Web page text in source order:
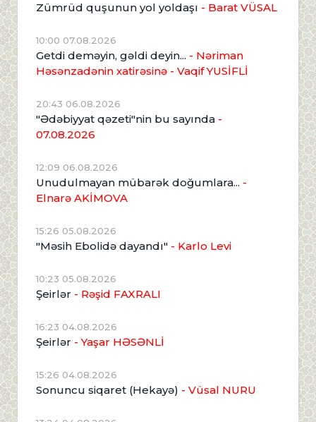
Zümrüd quşunun yol yoldaşı - Barat VÜSAL
10:00 07.08.2026
Getdi deməyin, gəldi deyin... - Nəriman
Həsənzadənin xatirəsinə - Vaqif YUSİFLİ
20:43 06.08.2026
"Ədəbiyyat qəzeti"nin bu sayında -
07.08.2026
12:09 06.08.2026
Unudulmayan mübarək doğumlara... -
Elnarə AKİMOVA
15:26 05.08.2026
"Məsih Ebolidə dayandı" - Karlo Levi
10:23 05.08.2026
Şeirlər - Rəşid FAXRALI
16:23 04.08.2026
Şeirlər - Yaşar HƏSƏNLİ
15:26 04.08.2026
Sonuncu siqaret (Hekayə) - Vüsal NURU